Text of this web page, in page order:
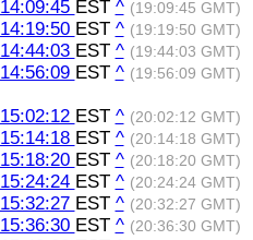
14:09:45 EST ^ (19:09:45 GMT)
14:19:50 EST ^ (19:19:50 GMT)
14:44:03 EST ^ (19:44:03 GMT)
14:56:09 EST ^ (19:56:09 GMT)
15:02:12 EST ^ (20:02:12 GMT)
15:14:18 EST ^ (20:14:18 GMT)
15:18:20 EST ^ (20:18:20 GMT)
15:24:24 EST ^ (20:24:24 GMT)
15:32:27 EST ^ (20:32:27 GMT)
15:36:30 EST ^ (20:36:30 GMT)